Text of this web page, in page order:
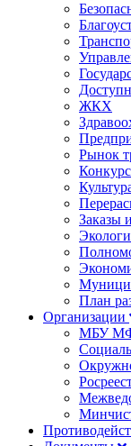
ЖКХ
Рынок
Заказы
План
Организации
МБУ